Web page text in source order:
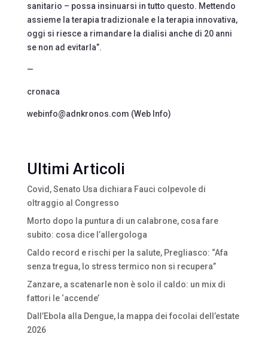
sanitario – possa insinuarsi in tutto questo. Mettendo
assieme la terapia tradizionale e la terapia innovativa,
oggi si riesce a rimandare la dialisi anche di 20 anni
se non ad evitarla”.
—
cronaca
webinfo@adnkronos.com (Web Info)
Ultimi Articoli
Covid, Senato Usa dichiara Fauci colpevole di
oltraggio al Congresso
Morto dopo la puntura di un calabrone, cosa fare
subito: cosa dice l’allergologa
Caldo record e rischi per la salute, Pregliasco: “Afa
senza tregua, lo stress termico non si recupera”
Zanzare, a scatenarle non è solo il caldo: un mix di
fattori le ‘accende’
Dall’Ebola alla Dengue, la mappa dei focolai dell’estate
2026